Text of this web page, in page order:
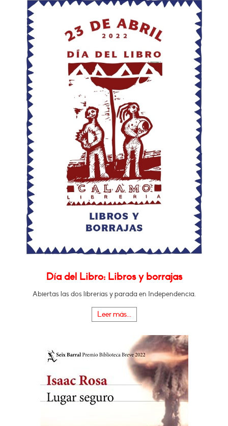
Día del Libro: Libros y borrajas
Abiertas las dos librerías y parada en Independencia.
Leer más...